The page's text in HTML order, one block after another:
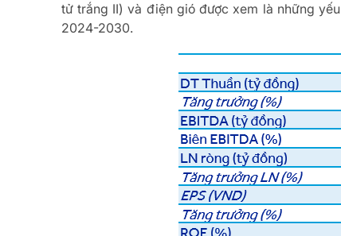
tử trắng II) và điện gió được xem là những
2024-2030.